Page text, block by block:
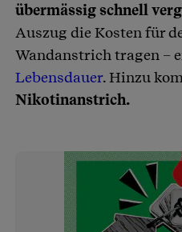
übermässig schnell
Auszug die Kosten für
Wandanstrich tragen –
Lebensdauer. Hinzu
Nikotinanstrich.